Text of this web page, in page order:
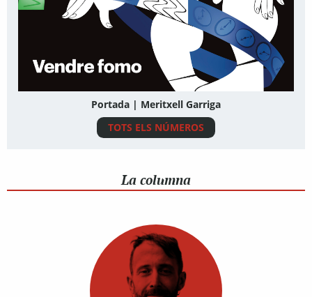
Portada | Meritxell Garriga
TOTS ELS NÚMEROS
La columna